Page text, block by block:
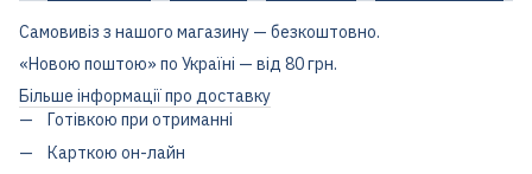
Самовивіз з нашого магазину — безкоштовно.
«Новою поштою» по Україні — від 80 грн.
Більше інформації про доставку
Готівкою при отриманні
Карткою он-лайн